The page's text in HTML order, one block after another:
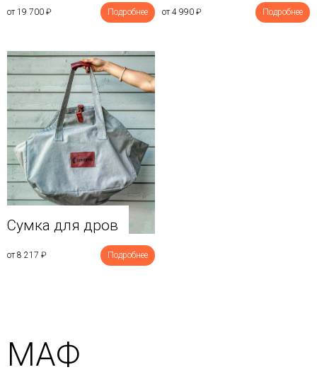
от 19 700 ₽ Подробнее от 4 990 ₽ Подробнее
Сумка для дров
от 8 217 ₽ Подробнее
МАФ